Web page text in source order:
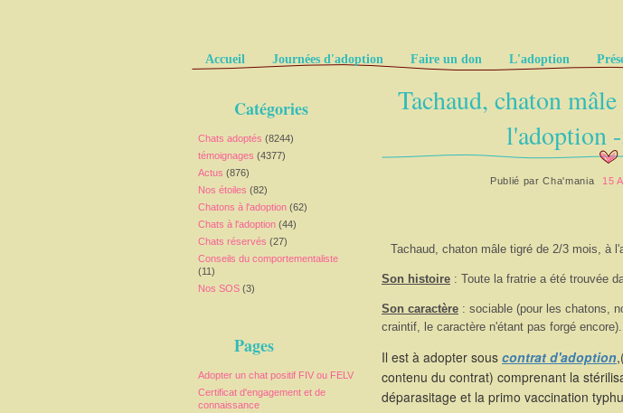
Pages
Accueil Journées d'adoption Faire un don L'adoption
Catégories
Chats adoptés (8244)
témoignages (4377)
Actus (876)
Nos étoiles (82)
Chatons à l'adoption (62)
Chats à l'adoption (44)
Chats réservés (27)
Conseils du comportementaliste
(11)
Nos SOS (3)
Pages
Adopter un chat positif FIV ou FELV
Certificat d'engagement et de
connaissance
Tachaud, chaton
l'adoption
Publié parCha'mania 15
Tachaud, chaton mâle tigré de 2/3 mois, à
Son histoire : Toute la fratrie a été trouvée
Son caractère : sociable (pour les chatons,
craintif, le caractère n'étant pas forgé encore).
Il est à adopter sous contrat d'adoption
contenu du contrat) comprenant la
déparasitage et la primo vaccination